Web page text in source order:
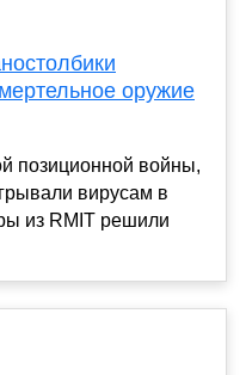
оружие
позиционной войны,
вирусам в
из RMIT решили